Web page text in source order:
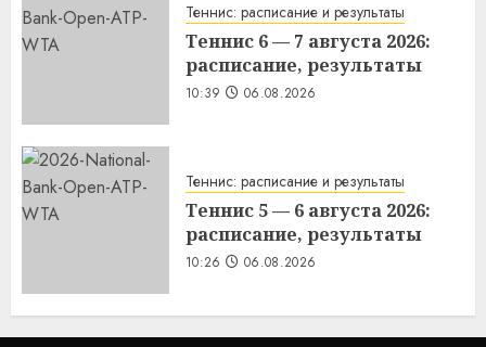
Теннис: расписание и результаты
Теннис 6 — 7 августа 2026:
расписание, результаты
10:39 06.08.2026
Теннис: расписание и результаты
Теннис 5 — 6 августа 2026:
расписание, результаты
10:26 06.08.2026